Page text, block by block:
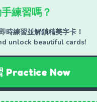
練習嗎？
時練習並解鎖精美字卡！
unlock beautiful cards!
Practice Now